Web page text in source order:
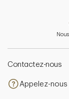
Contactez-nous
Appelez-nous